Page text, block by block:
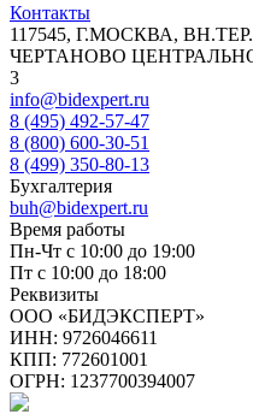
Контакты
117545, Г.МОСКВА,
ЧЕРТАНОВО
3
info@bidexpert.ru
8 (495) 492-57-47
8 (800) 600-30-51
8 (499) 350-80-13
Бухгалтерия
buh@bidexpert.ru
Время работы
Пн-Чт с 10:00 до 19:00
Пт с 10:00 до 18:00
Реквизиты
ООО «БИДЭКСПЕРТ»
ИНН: 9726046611
КПП: 772601001
ОГРН: 1237700394007